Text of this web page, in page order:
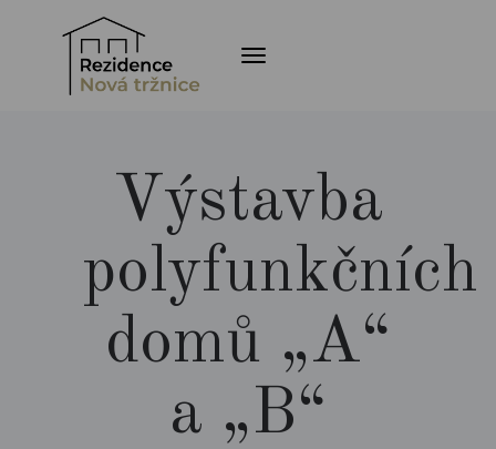
Toggle navigation
Výstavba
polyfunkčních
domů „A“
a „B“